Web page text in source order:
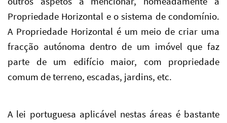
Propriedade Horizontal e o sistema de condomínio.
A Propriedade Horizontal é um meio de criar uma
fracção autónoma dentro de um imóvel que faz
parte de um edifício maior, com propriedade
comum de terreno, escadas, jardins, etc.
A lei portuguesa aplicável nestas áreas é bastante